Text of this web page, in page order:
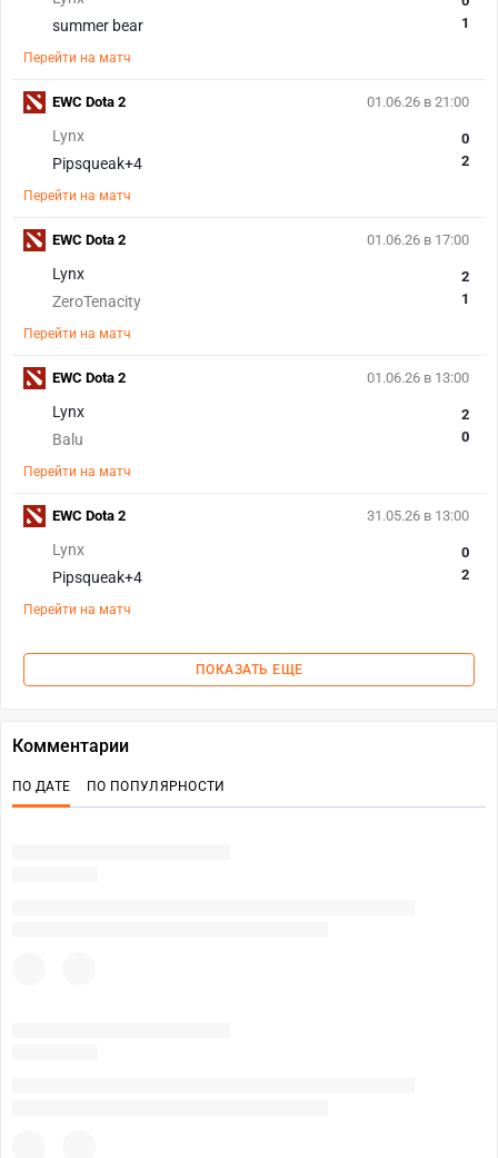
summer bear
1
Перейти на матч
01.06.26 в 21:00
Lynx
Pipsqueak+4
0
2
Перейти на матч
EWC Dota 2
01.06.26 в 17:00
Lynx
ZeroTenacity
2
1
Перейти на матч
EWC Dota 2
01.06.26 в 13:00
Lynx
Balu
2
0
Перейти на матч
EWC Dota 2
31.05.26 в 13:00
Lynx
Pipsqueak+4
0
2
Перейти на матч
EWC Dota 2
ПОКАЗАТЬ ЕЩЕ
Комментарии
ПО ДАТЕ ПО ПОПУЛЯРНОСТИ